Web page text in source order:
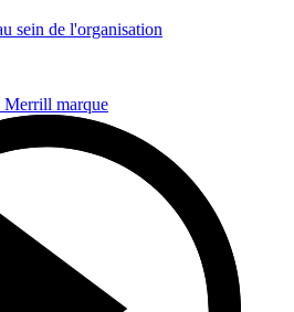
sein de l'organisation